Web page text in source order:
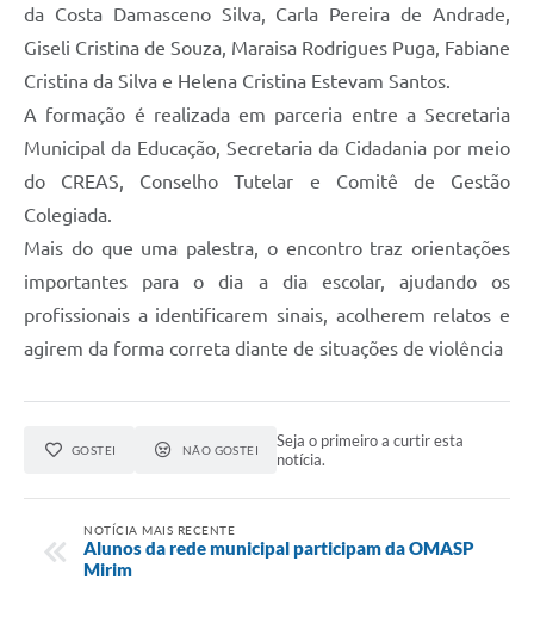
da Costa Damasceno Silva, Carla Pereira de Andrade,
Giseli Cristina de Souza, Maraisa Rodrigues Puga, Fabiane
Cristina da Silva e Helena Cristina Estevam Santos.
A formação é realizada em parceria entre a Secretaria
Municipal da Educação, Secretaria da Cidadania por meio
do CREAS, Conselho Tutelar e Comitê de Gestão
Colegiada.
Mais do que uma palestra, o encontro traz orientações
importantes para o dia a dia escolar, ajudando os
profissionais a identificarem sinais, acolherem relatos e
agirem da forma correta diante de situações de violência
GOSTEI NÃO GOSTEI
Seja o primeiro a curtir esta
notícia.
NOTÍCIA MAIS RECENTE
Alunos da rede municipal participam da OMASP
Mirim